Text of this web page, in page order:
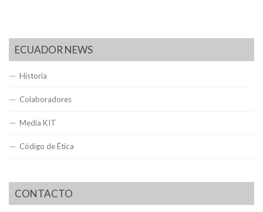
ECUADOR NEWS
Historia
Colaboradores
Media KIT
Código de Ética
CONTACTO